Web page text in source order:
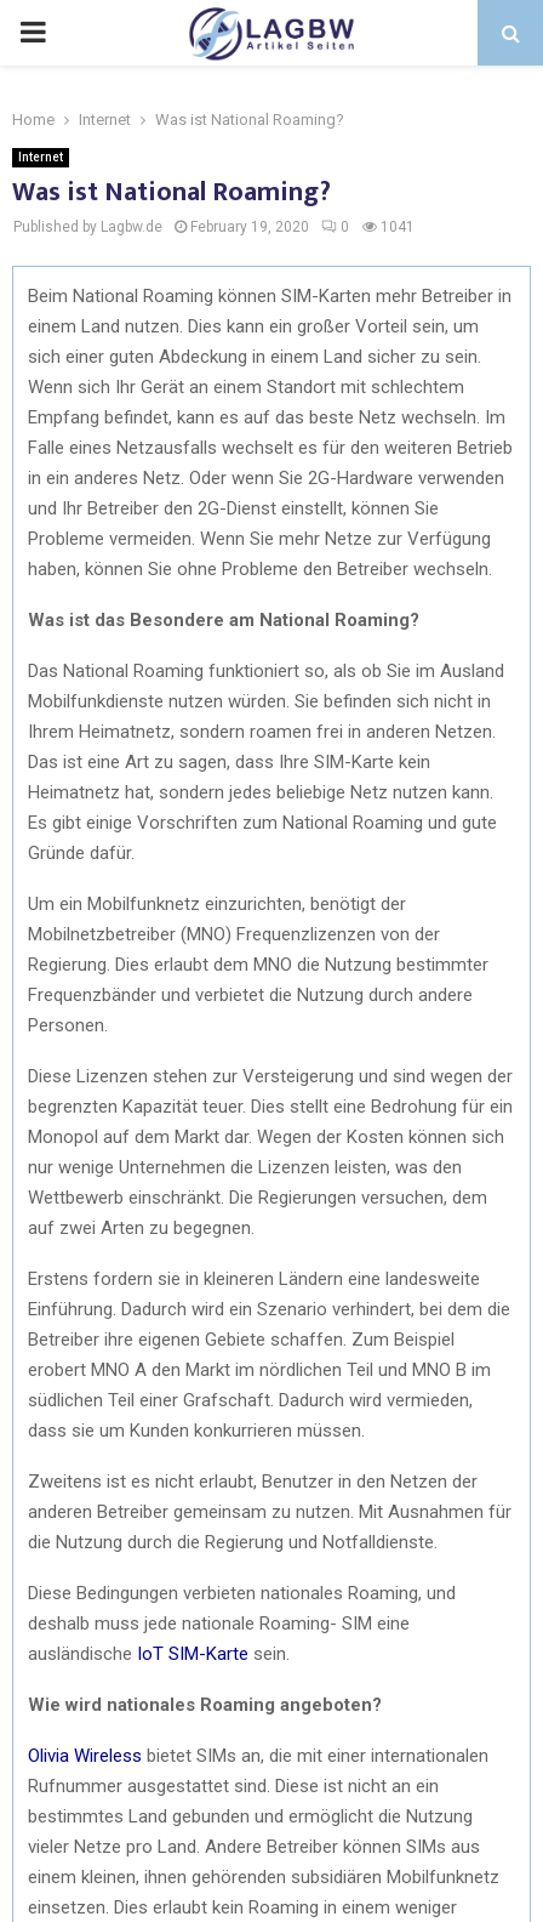
Home Internet Was ist National Roaming?
Internet
Was ist National Roaming?
Published by Lagbw.de February 19, 2020 0 1041
Beim National Roaming können SIM-Karten mehr Betreiber in
einem Land nutzen. Dies kann ein großer Vorteil sein, um
sich einer guten Abdeckung in einem Land sicher zu sein.
Wenn sich Ihr Gerät an einem Standort mit schlechtem
Empfang befindet, kann es auf das beste Netz wechseln. Im
Falle eines Netzausfalls wechselt es für den weiteren Betrieb
in ein anderes Netz. Oder wenn Sie 2G-Hardware verwenden
und Ihr Betreiber den 2G-Dienst einstellt, können Sie
Probleme vermeiden. Wenn Sie mehr Netze zur Verfügung
haben, können Sie ohne Probleme den Betreiber wechseln.
Was ist das Besondere am National Roaming?
Das National Roaming funktioniert so, als ob Sie im Ausland
Mobilfunkdienste nutzen würden. Sie befinden sich nicht in
Ihrem Heimatnetz, sondern roamen frei in anderen Netzen.
Das ist eine Art zu sagen, dass Ihre SIM-Karte kein
Heimatnetz hat, sondern jedes beliebige Netz nutzen kann.
Es gibt einige Vorschriften zum National Roaming und gute
Gründe dafür.
Um ein Mobilfunknetz einzurichten, benötigt der
Mobilnetzbetreiber (MNO) Frequenzlizenzen von der
Regierung. Dies erlaubt dem MNO die Nutzung bestimmter
Frequenzbänder und verbietet die Nutzung durch andere
Personen.
Diese Lizenzen stehen zur Versteigerung und sind wegen der
begrenzten Kapazität teuer. Dies stellt eine Bedrohung für ein
Monopol auf dem Markt dar. Wegen der Kosten können sich
nur wenige Unternehmen die Lizenzen leisten, was den
Wettbewerb einschränkt. Die Regierungen versuchen, dem
auf zwei Arten zu begegnen.
Erstens fordern sie in kleineren Ländern eine landesweite
Einführung. Dadurch wird ein Szenario verhindert, bei dem die
Betreiber ihre eigenen Gebiete schaffen. Zum Beispiel
erobert MNO A den Markt im nördlichen Teil und MNO B im
südlichen Teil einer Grafschaft. Dadurch wird vermieden,
dass sie um Kunden konkurrieren müssen.
Zweitens ist es nicht erlaubt, Benutzer in den Netzen der
anderen Betreiber gemeinsam zu nutzen. Mit Ausnahmen für
die Nutzung durch die Regierung und Notfalldienste.
Diese Bedingungen verbieten nationales Roaming, und
deshalb muss jede nationale Roaming- SIM eine
ausländische IoT SIM-Karte sein.
Wie wird nationales Roaming angeboten?
Olivia Wireless bietet SIMs an, die mit einer internationalen
Rufnummer ausgestattet sind. Diese ist nicht an ein
bestimmtes Land gebunden und ermöglicht die Nutzung
vieler Netze pro Land. Andere Betreiber können SIMs aus
einem kleinen, ihnen gehörenden subsidiären Mobilfunknetz
einsetzen. Dies erlaubt kein Roaming in einem weniger